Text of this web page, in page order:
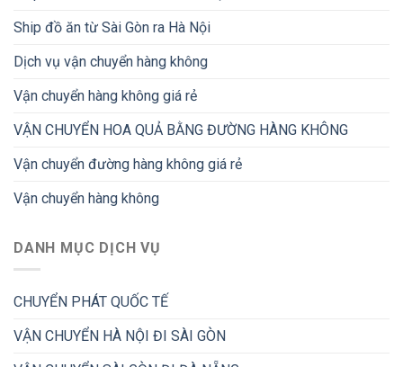
Ship đồ ăn từ Sài Gòn ra Hà Nội
Dịch vụ vận chuyển hàng không
Vận chuyển hàng không giá rẻ
VẬN CHUYỂN HOA QUẢ BẰNG ĐƯỜNG HÀNG KHÔNG
Vận chuyển đường hàng không giá rẻ
Vận chuyển hàng không
DANH MỤC DỊCH VỤ
CHUYỂN PHÁT QUỐC TẾ
VẬN CHUYỂN HÀ NỘI ĐI SÀI GÒN